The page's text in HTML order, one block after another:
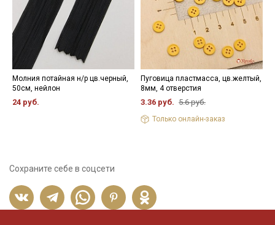
Молния потайная н/р цв.черный,
50см, нейлон
24 руб.
Пуговица пластмасса, цв.желтый,
8мм, 4 отверстия
3.36 руб. 5.6 руб.
Только онлайн-заказ
Сохраните себе в соцсети